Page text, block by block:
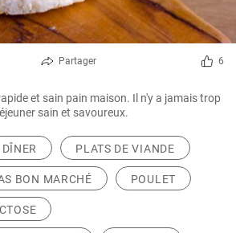
Partager 6
et sain pain maison. Il n'y a jamais trop
sain et savoureux.
DÎNER PLATS DE VIANDE
BON MARCHÉ POULET